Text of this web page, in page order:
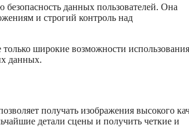
данных пользователей. Она
и строгий контроль над
широкие возможности использования
данных.
получать изображения высокого
детали сцены и получить четкие и